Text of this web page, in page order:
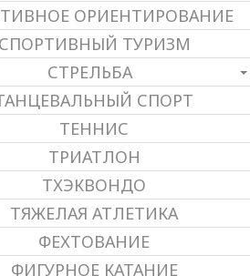
ОРИЕНТИРОВАНИЕ
СПОРТИВНЫЙ ТУРИЗМ
СТРЕЛЬБА
СПОРТ
ТЕННИС
ТРИАТЛОН
ТХЭКВОНДО
ТЯЖЕЛАЯ АТЛЕТИКА
ФЕХТОВАНИЕ
ФИГУРНОЕ КАТАНИЕ